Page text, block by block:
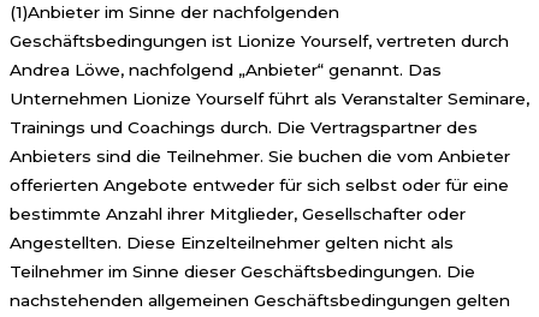
(1)Anbieter im Sinne der nachfolgenden
Geschäftsbedingungen ist Lionize Yourself, vertreten durch
Andrea Löwe, nachfolgend „Anbieter“ genannt. Das
Unternehmen Lionize Yourself führt als Veranstalter Seminare,
Trainings und Coachings durch. Die Vertragspartner des
Anbieters sind die Teilnehmer. Sie buchen die vom Anbieter
offerierten Angebote entweder für sich selbst oder für eine
bestimmte Anzahl ihrer Mitglieder, Gesellschafter oder
Angestellten. Diese Einzelteilnehmer gelten nicht als
Teilnehmer im Sinne dieser Geschäftsbedingungen. Die
nachstehenden allgemeinen Geschäftsbedingungen gelten